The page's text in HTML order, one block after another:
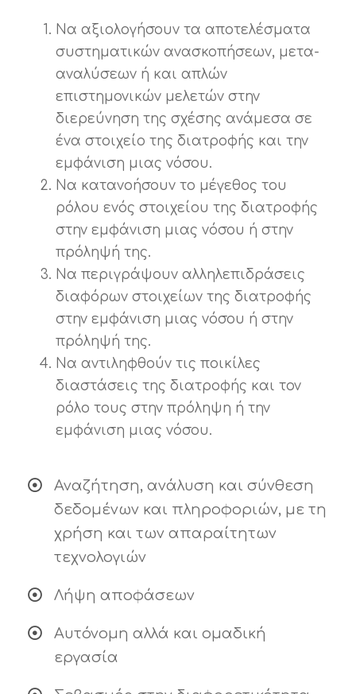
Να αξιολογήσουν τα αποτελέσματα
συστηματικών ανασκοπήσεων, μετα-
αναλύσεων ή και απλών
επιστημονικών μελετών στην
διερεύνηση της σχέσης ανάμεσα σε
ένα στοιχείο της διατροφής και την
εμφάνιση μιας νόσου.
Να κατανοήσουν το μέγεθος του
ρόλου ενός στοιχείου της διατροφής
στην εμφάνιση μιας νόσου ή στην
πρόληψή της.
Να περιγράψουν αλληλεπιδράσεις
διαφόρων στοιχείων της διατροφής
στην εμφάνιση μιας νόσου ή στην
πρόληψή της.
Να αντιληφθούν τις ποικίλες
διαστάσεις της διατροφής και τον
ρόλο τους στην πρόληψη ή την
εμφάνιση μιας νόσου.
Αναζήτηση, ανάλυση και σύνθεση
δεδομένων και πληροφοριών, με τη
χρήση και των απαραίτητων
τεχνολογιών
Λήψη αποφάσεων
Αυτόνομη αλλά και ομαδική
εργασία